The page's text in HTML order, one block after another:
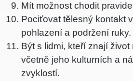
Mít možnost chodit
Pociťovat tělesný kontakt
pohlazení a podržení ruky.
Být s lidmi, kteří znají život
včetně jeho kulturních a
zvyklostí.